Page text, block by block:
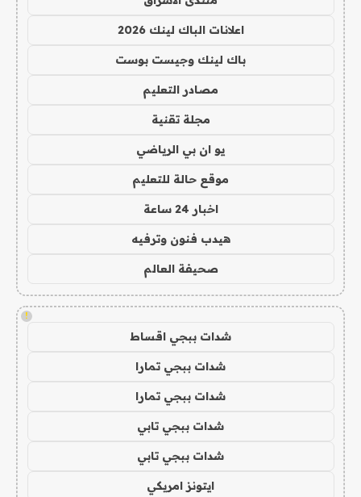
اعلانات الباك لينك 2026
باك لينك وجيست بوست
مصادر التعليم
مجلة تقنية
يو ان بي الرياضي
موقع حالة للتعليم
اخبار 24 ساعة
هيدب فنون وترفيه
صحيفة العالم
!
شدات ببجي اقساط
شدات ببجي تمارا
شدات ببجي تمارا
شدات ببجي تابي
شدات ببجي تابي
ايتونز امريكي